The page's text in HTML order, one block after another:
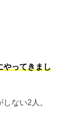
やってきまし
ない2人。